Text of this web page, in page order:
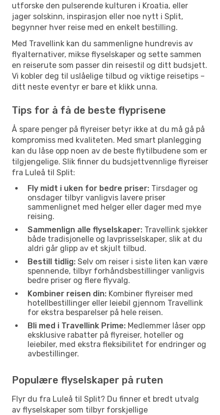
utforske den pulserende kulturen i Kroatia, eller
jager solskinn, inspirasjon eller noe nytt i Split,
begynner hver reise med en enkelt bestilling.
Med Travellink kan du sammenligne hundrevis av
flyalternativer, mikse flyselskaper og sette sammen
en reiserute som passer din reisestil og ditt budsjett.
Vi kobler deg til uslåelige tilbud og viktige reisetips –
ditt neste eventyr er bare et klikk unna.
Tips for å få de beste flyprisene
Å spare penger på flyreiser betyr ikke at du må gå på
kompromiss med kvaliteten. Med smart planlegging
kan du låse opp noen av de beste flytilbudene som er
tilgjengelige. Slik finner du budsjettvennlige flyreiser
fra Luleå til Split:
Fly midt i uken for bedre priser: Tirsdager og
onsdager tilbyr vanligvis lavere priser
sammenlignet med helger eller dager med mye
reising.
Sammenlign alle flyselskaper: Travellink sjekker
både tradisjonelle og lavprisselskaper, slik at du
aldri går glipp av et skjult tilbud.
Bestill tidlig: Selv om reiser i siste liten kan være
spennende, tilbyr forhåndsbestillinger vanligvis
bedre priser og flere flyvalg.
Kombiner reisen din: Kombiner flyreiser med
hotellbestillinger eller leiebil gjennom Travellink
for ekstra besparelser på hele reisen.
Bli med i Travellink Prime: Medlemmer låser opp
eksklusive rabatter på flyreiser, hoteller og
leiebiler, med ekstra fleksibilitet for endringer og
avbestillinger.
Populære flyselskaper på ruten
Flyr du fra Luleå til Split? Du finner et bredt utvalg
av flyselskaper som tilbyr forskjellige